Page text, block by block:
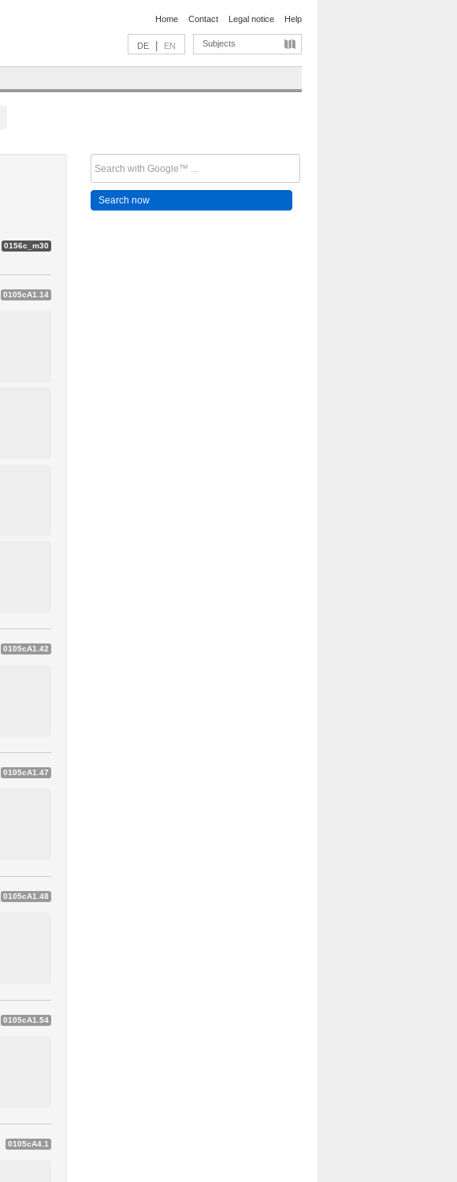
Home Contact Legal notice Help
DE EN Subjects
0156c_m30
0105cA1.14
0105cA1.42
0105cA1.47
0105cA1.48
0105cA1.54
0105cA4.1